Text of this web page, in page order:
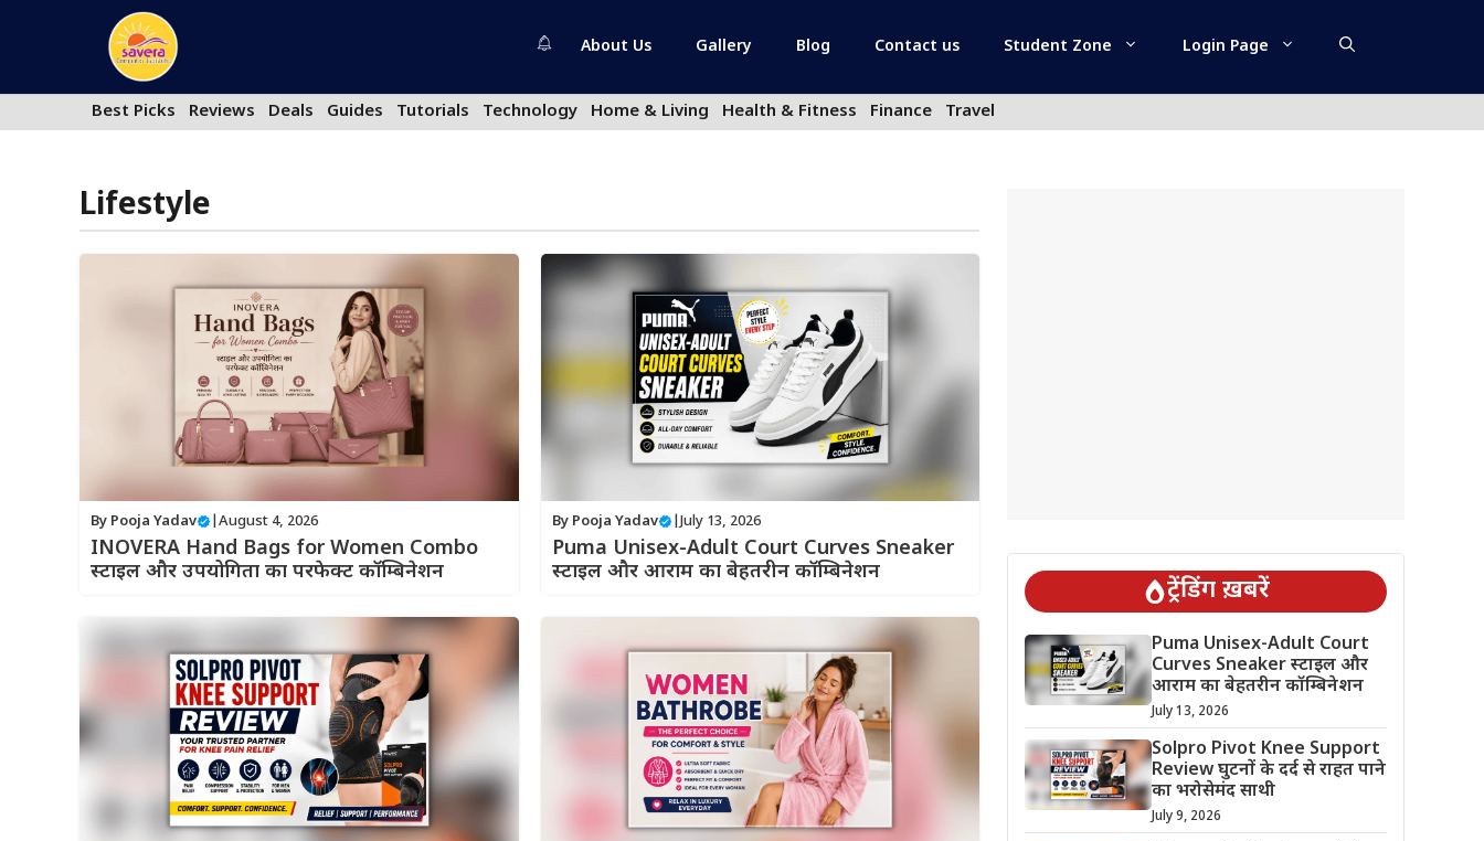
About Us Gallery Blog Contact us Student Zone Login Page
Best Picks Reviews Deals Guides Tutorials Technology Home & Living Health & Fitness Finance Travel
Lifestyle
By Pooja Yadav August 4, 2026
INOVERA Hand Bags for Women Combo
स्टाइल और उपयोगिता का परफेक्ट कॉम्बिनेशन
By Pooja Yadav | July 13, 2026
Puma Unisex-Adult Court Curves Sneaker
स्टाइल और आराम का बेहतरीन कॉम्बिनेशन
ट्रेंडिंग ख़बरें
Puma Unisex-Adult Court
Curves Sneaker स्टाइल और
आराम का बेहतरीन कॉम्बिनेशन
July 13, 2026
Solpro Pivot Knee Support
Review घुटनों के दर्द से राहत पाने
का भरोसेमंद साथी
July 9, 2026